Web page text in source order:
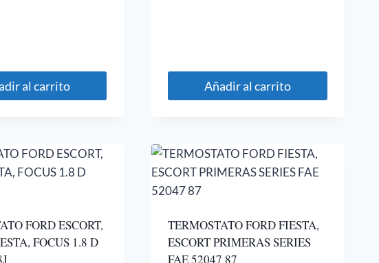
al carrito Añadir al carrito
FORD ESCORT,
FOCUS 1.8 D
TERMOSTATO FORD FIESTA,
ESCORT PRIMERAS SERIES
FAE 52047 87